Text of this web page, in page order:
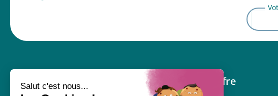
Nos services Notre offre